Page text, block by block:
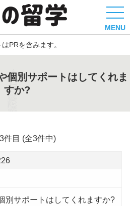
MENU
PRを含みます。
個別サポートはしてくれま
すか?
件目 (全3件中)
別サポートはしてくれますか?